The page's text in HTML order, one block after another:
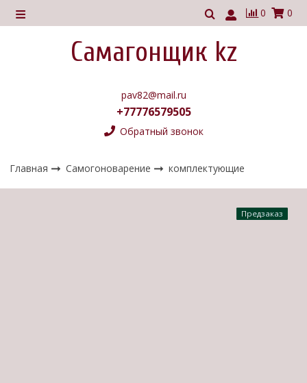
0 0
Самагонщик kz
pav82@mail.ru
+77776579505
Обратный звонок
Главная Самогоноварение комплектующие
Предзаказ